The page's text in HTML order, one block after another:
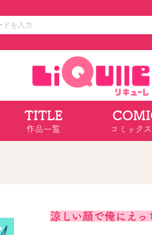
その他
コミックエッセイ
ポケットモンスター
オ
TITLE
作品一覧 コミック
涼しい顔で俺にえ